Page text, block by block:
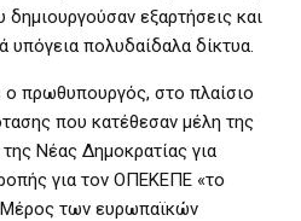
εξαρτήσεις και
πολυδαίδαλα δίκτυα.
ο πρωθυπουργός, στο πλαίσιο
που κατέθεσαν μέλη της
Νέας Δημοκρατίας για
για τον ΟΠΕΚΕΠΕ «το
Μέρος των ευρωπαϊκών